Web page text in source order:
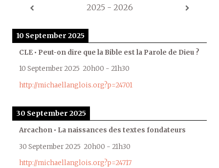
2025 - 2026
10 September 2025
CLE • Peut-on dire que la Bible est la Parole de Dieu ?
10 September 2025 20h00 - 21h30
http://michaellanglois.org?p=24701
30 September 2025
Arcachon • La naissances des textes fondateurs
30 September 2025 20h00 - 21h30
http://michaellanglois.org?p=24717